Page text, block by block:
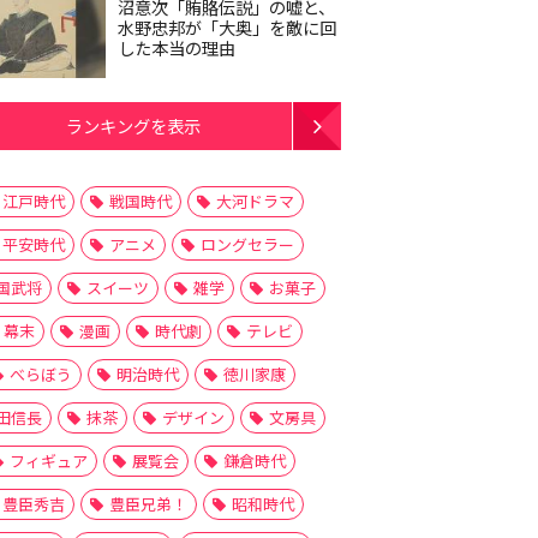
沼意次「賄賂伝説」の嘘と、
水野忠邦が「大奥」を敵に回
した本当の理由
ランキングを表示
江戸時代 戦国時代
大河ドラマ
平安時代
アニメ
ロングセラー
武将
スイーツ 雑学
お菓子
幕末
漫画 時代劇
テレビ
べらぼう
明治時代
徳川家康
信長
抹茶 デザイン
文房具
フィギュア
展覧会
鎌倉時代
豊臣秀吉
豊臣兄弟！
昭和時代